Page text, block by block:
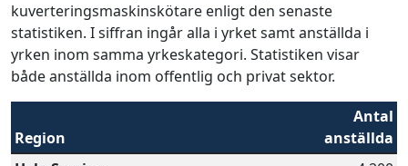
kuverteringsmaskinskötare enligt den senaste
statistiken. I siffran ingår alla i yrket samt anställda i
yrken inom samma yrkeskategori. Statistiken visar
både anställda inom offentlig och privat sektor.
Region
Antal
anställda